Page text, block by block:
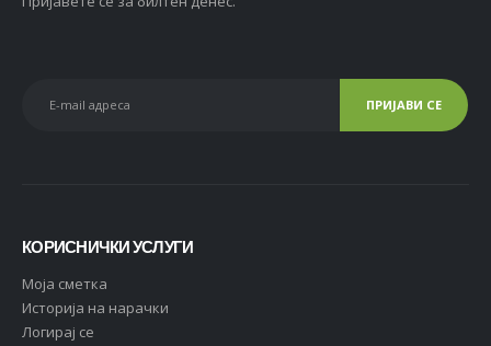
КОРИСНИЧКИ УСЛУГИ
Moja сметка
Историја на нарачки
Логирај се